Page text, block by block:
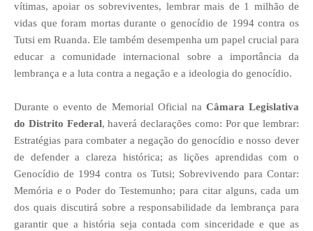
vítimas, apoiar os sobreviventes, lembrar mais de 1 milhão de
vidas que foram mortas durante o genocídio de 1994 contra os
Tutsi em Ruanda. Ele também desempenha um papel crucial para
educar a comunidade internacional sobre a importância da
lembrança e a luta contra a negação e a ideologia do genocídio.
Durante o evento de Memorial Oficial na Câmara Legislativa
do Distrito Federal, haverá declarações como: Por que lembrar:
Estratégias para combater a negação do genocídio e nosso dever
de defender a clareza histórica; as lições aprendidas com o
Genocídio de 1994 contra os Tutsi; Sobrevivendo para Contar:
Memória e o Poder do Testemunho; para citar alguns, cada um
dos quais discutirá sobre a responsabilidade da lembrança para
garantir que a história seja contada com sinceridade e que as